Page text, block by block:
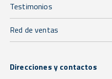
Testimonios
Red de ventas
Direcciones y contactos